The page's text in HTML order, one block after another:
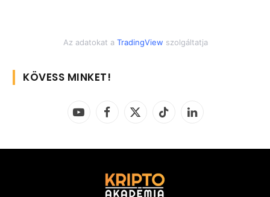
Az adatokat a TradingView szolgáltatja
KÖVESS MINKET!
YouTubeFacebook
X
TikTok LinkedIn